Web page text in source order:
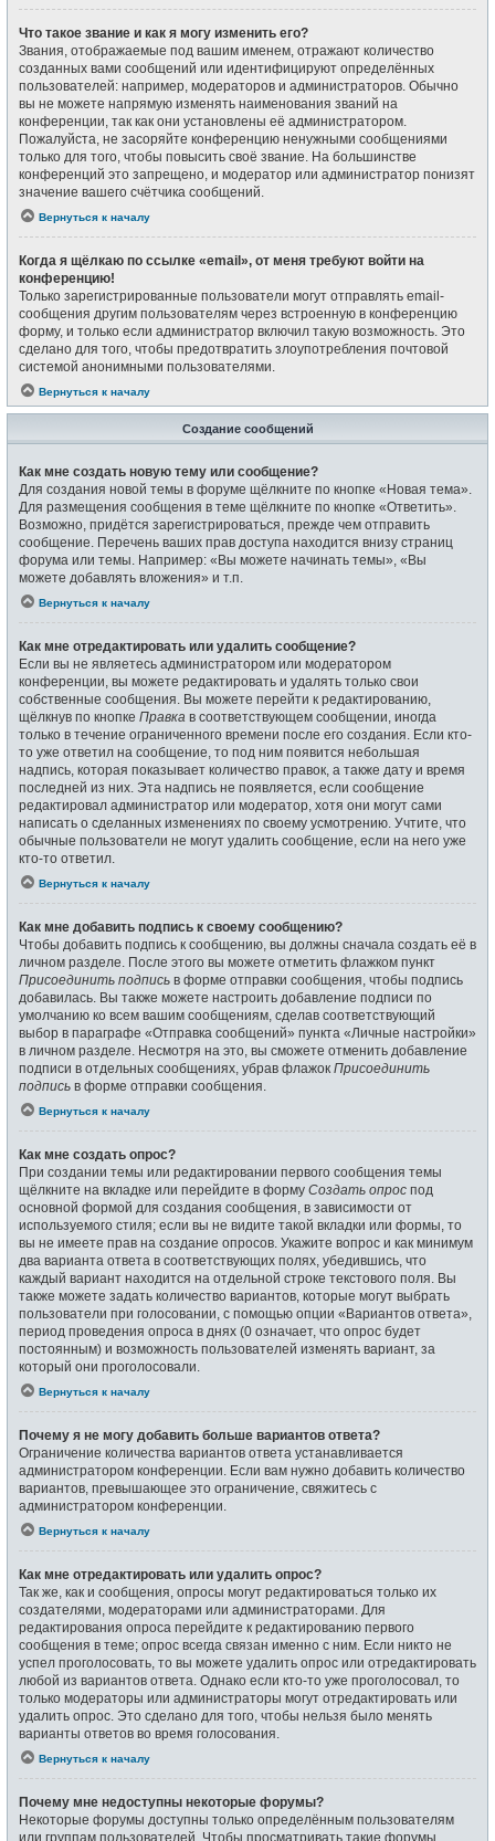
Что такое звание и как я могу изменить его?
Звания, отображаемые под вашим именем, отражают количество
созданных вами сообщений или идентифицируют определённых
пользователей: например, модераторов и администраторов. Обычно
вы не можете напрямую изменять наименования званий на
конференции, так как они установлены её администратором.
Пожалуйста, не засоряйте конференцию ненужными сообщениями
только для того, чтобы повысить своё звание. На большинстве
конференций это запрещено, и модератор или администратор понизят
значение вашего счётчика сообщений.
Вернуться к началу
Когда я щёлкаю по ссылке «email», от меня требуют войти на
конференцию!
Только зарегистрированные пользователи могут отправлять email-
сообщения другим пользователям через встроенную в конференцию
форму, и только если администратор включил такую возможность. Это
сделано для того, чтобы предотвратить злоупотребления почтовой
системой анонимными пользователями.
Вернуться к началу
Создание сообщений
Как мне создать новую тему или сообщение?
Для создания новой темы в форуме щёлкните по кнопке «Новая тема».
Для размещения сообщения в теме щёлкните по кнопке «Ответить».
Возможно, придётся зарегистрироваться, прежде чем отправить
сообщение. Перечень ваших прав доступа находится внизу страниц
форума или темы. Например: «Вы можете начинать темы», «Вы
можете добавлять вложения» и т.п.
Вернуться к началу
Как мне отредактировать или удалить сообщение?
Если вы не являетесь администратором или модератором
конференции, вы можете редактировать и удалять только свои
собственные сообщения. Вы можете перейти к редактированию,
щёлкнув по кнопке Правка в соответствующем сообщении, иногда
только в течение ограниченного времени после его создания. Если кто-
то уже ответил на сообщение, то под ним появится небольшая
надпись, которая показывает количество правок, а также дату и время
последней из них. Эта надпись не появляется, если сообщение
редактировал администратор или модератор, хотя они могут сами
написать о сделанных изменениях по своему усмотрению. Учтите, что
обычные пользователи не могут удалить сообщение, если на него уже
кто-то ответил.
Вернуться к началу
Как мне добавить подпись к своему сообщению?
Чтобы добавить подпись к сообщению, вы должны сначала создать её в
личном разделе. После этого вы можете отметить флажком пункт
Присоединить подпись в форме отправки сообщения, чтобы подпись
добавилась. Вы также можете настроить добавление подписи по
умолчанию ко всем вашим сообщениям, сделав соответствующий
выбор в параграфе «Отправка сообщений» пункта «Личные настройки»
в личном разделе. Несмотря на это, вы сможете отменить добавление
подписи в отдельных сообщениях, убрав флажок Присоединить
подпись в форме отправки сообщения.
Вернуться к началу
Как мне создать опрос?
При создании темы или редактировании первого сообщения темы
щёлкните на вкладке или перейдите в форму Создать опрос под
основной формой для создания сообщения, в зависимости от
используемого стиля; если вы не видите такой вкладки или формы, то
вы не имеете прав на создание опросов. Укажите вопрос и как минимум
два варианта ответа в соответствующих полях, убедившись, что
каждый вариант находится на отдельной строке текстового поля. Вы
также можете задать количество вариантов, которые могут выбрать
пользователи при голосовании, с помощью опции «Вариантов ответа»,
период проведения опроса в днях (0 означает, что опрос будет
постоянным) и возможность пользователей изменять вариант, за
который они проголосовали.
Вернуться к началу
Почему я не могу добавить больше вариантов ответа?
Ограничение количества вариантов ответа устанавливается
администратором конференции. Если вам нужно добавить количество
вариантов, превышающее это ограничение, свяжитесь с
администратором конференции.
Вернуться к началу
Как мне отредактировать или удалить опрос?
Так же, как и сообщения, опросы могут редактироваться только их
создателями, модераторами или администраторами. Для
редактирования опроса перейдите к редактированию первого
сообщения в теме; опрос всегда связан именно с ним. Если никто не
успел проголосовать, то вы можете удалить опрос или отредактировать
любой из вариантов ответа. Однако если кто-то уже проголосовал, то
только модераторы или администраторы могут отредактировать или
удалить опрос. Это сделано для того, чтобы нельзя было менять
варианты ответов во время голосования.
Вернуться к началу
Почему мне недоступны некоторые форумы?
Некоторые форумы доступны только определённым пользователям
или группам пользователей. Чтобы просматривать такие форумы,